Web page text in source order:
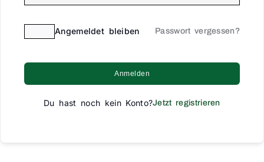
Angemeldet bleiben Passwort vergessen?
Anmelden
Du hast noch kein Konto?Jetzt registrieren